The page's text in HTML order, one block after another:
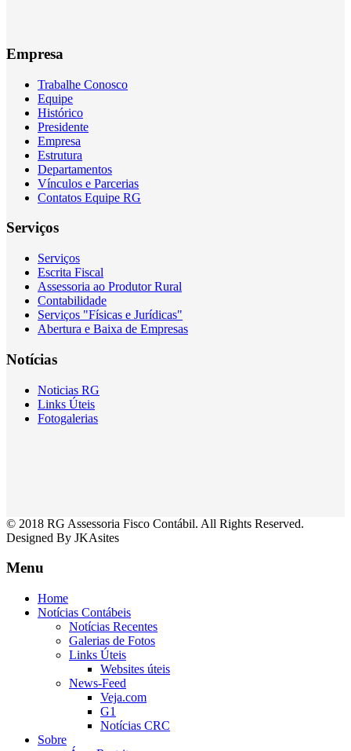
Empresa
Trabalhe Conosco
Equipe
Histórico
Presidente
Empresa
Estrutura
Departamentos
Vínculos e Parcerias
Contatos Equipe RG
Serviços
Serviços
Escrita Fiscal
Assessoria ao Produtor Rural
Contabilidade
Serviços "Físicas e Jurídicas"
Abertura e Baixa de Empresas
Notícias
Noticias RG
Links Úteis
Fotogalerias
© 2018 RG Assessoria Fisco Contábil. All Rights Reserved.
Designed By JKAsites
Menu
Home
Notícias Contábeis
Notícias Recentes
Galerias de Fotos
Links Úteis
Websites úteis
News-Feed
Veja.com
G1
Notícias CRC
Sobre